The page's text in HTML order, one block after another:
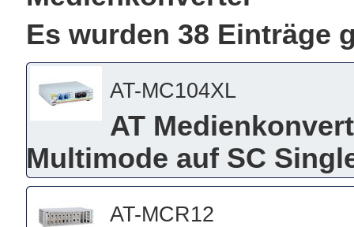
Es wurden 38 Einträge
AT-MC104XL
AT
Multimode auf SC
AT-MCR12